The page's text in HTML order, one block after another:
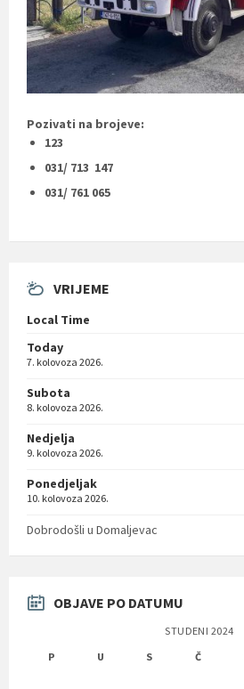
Pozivati na brojeve:
123
031/ 713 147
031/ 761 065
VRIJEME
Local Time
Today
7. kolovoza 2026.
Subota
8. kolovoza 2026.
Nedjelja
9. kolovoza 2026.
Ponedjeljak
10. kolovoza 2026.
Dobrodošli u Domaljevac
OBJAVE PO DATUMU
STUDENI 2024
P
U S Č